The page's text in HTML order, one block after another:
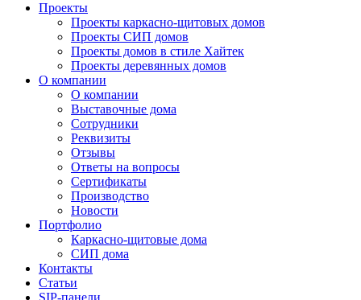
Проекты
Проекты каркасно-щитовых домов
Проекты СИП домов
Проекты домов в стиле Хайтек
Проекты деревянных домов
О компании
О компании
Выставочные дома
Сотрудники
Реквизиты
Отзывы
Ответы на вопросы
Сертификаты
Производство
Новости
Портфолио
Каркасно-щитовые дома
СИП дома
Контакты
Статьи
SIP-панели